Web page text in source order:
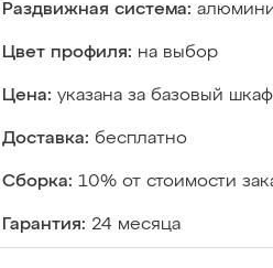
Раздвижная система:
Цвет профиля: на выбор
Цена: указана за базовый шкаф
Доставка: бесплатно
Сборка: 10% от стоимости
Гарантия: 24 месяца